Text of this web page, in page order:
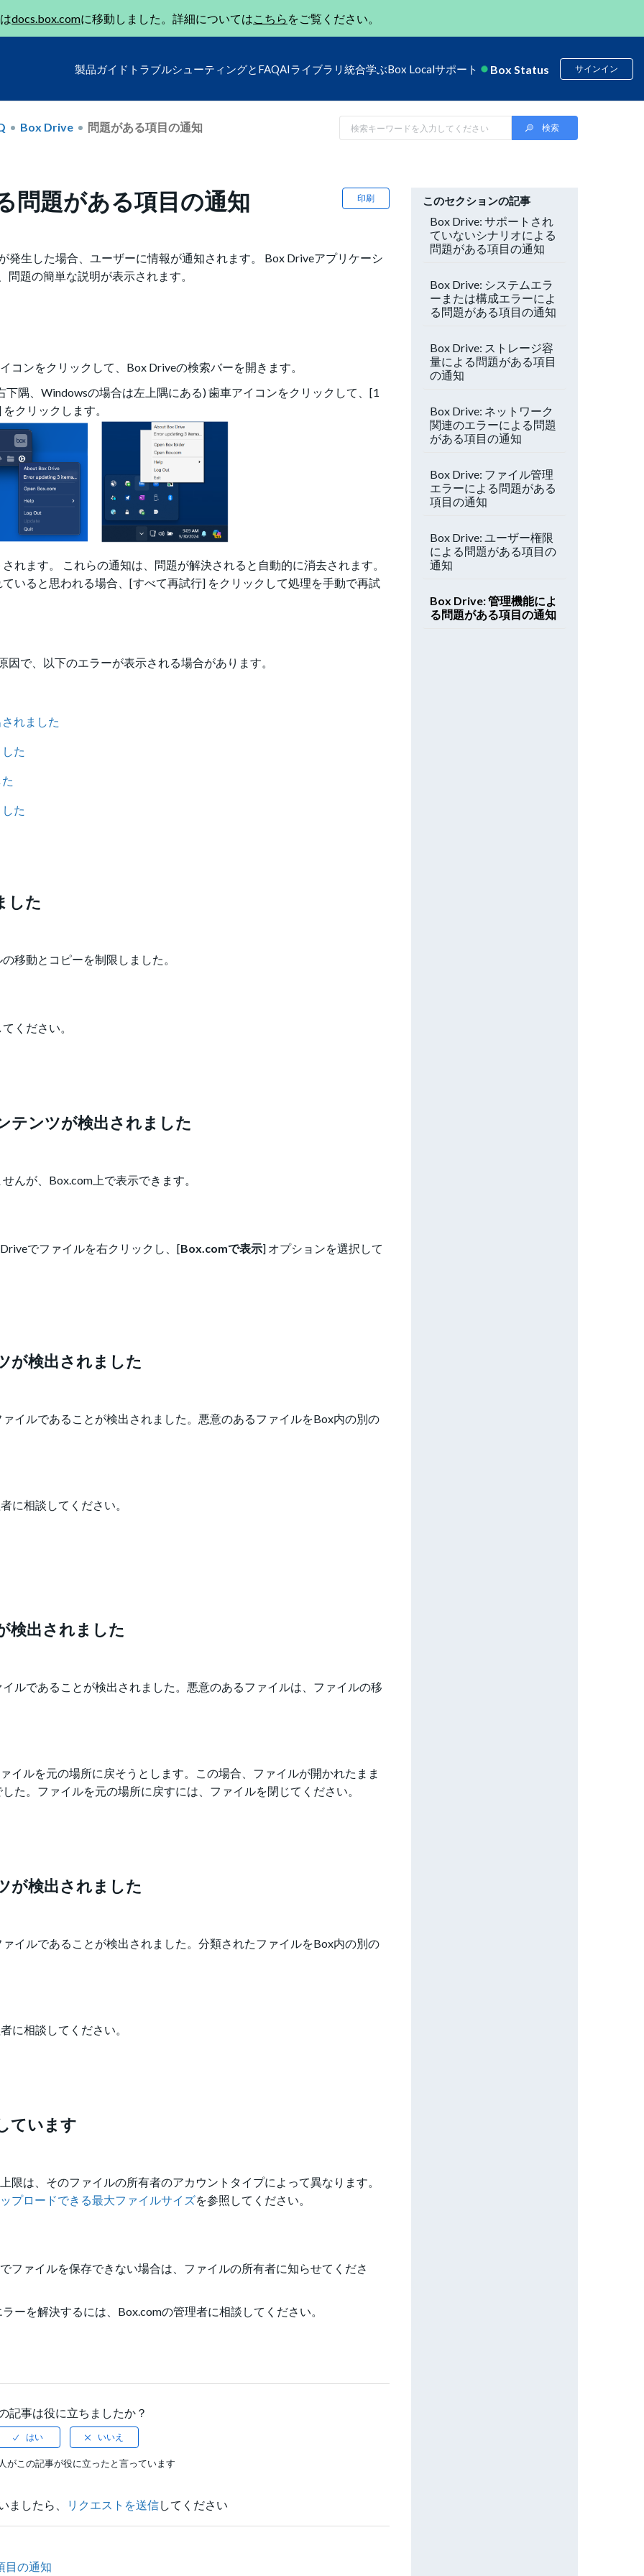
docs.box.comに移動しました。詳細についてはこちら をご覧ください。
製品ガイド トラブルシューティングとFAQAIライブラリ 統合学ぶBox Localサポート Box Status サインイン
Box Drive 問題がある項目の通知
印刷
問題がある項目の通知
生した場合、ユーザーに情報が通知されます。 Box Driveアプリケーシ
題の簡単な説明が表示されます。
コンをクリックして、Box Driveの検索バーを開きます。
隅、Windowsの場合は左上隅にある) 歯車アイコンをクリックして、[1
クリックします。
れます。 これらの通知は、問題が解決されると自動的に消去されます。
いると思われる場合、[すべて再試行] をクリックして処理を手動で再試
で、以下のエラーが表示される場合があります。
れました
た
た
した
移動とコピーを制限しました。
ください。
テンツが検出されました
んが、Box.com上で表示できます。
でファイルを右クリックし、[Box.comで表示] オプションを選択して
が検出されました
イルであることが検出されました。悪意のあるファイルをBox内の別の
に相談してください。
検出されました
ルであることが検出されました。悪意のあるファイルは、ファイルの移
イルを元の場所に戻そうとします。この場合、ファイルが開かれたまま
た。ファイルを元の場所に戻すには、ファイルを閉じてください。
が検出されました
イルであることが検出されました。分類されたファイルをBox内の別の
に相談してください。
ています
限は、そのファイルの所有者のアカウントタイプによって異なります。
プロードできる最大ファイルサイズを参照してください。
ファイルを保存できない場合は、ファイルの所有者に知らせてくださ
ーを解決するには、Box.comの管理者に相談してください。
記事は役に立ちましたか？
がこの記事が役に立ったと言っています
ましたら、 リクエストを送信してください
目の通知
このセクションの記事
Box Drive: サポートされ
ていないシナリオによる
問題がある項目の通知
Box Drive: システムエラ
ーまたは構成エラーによ
る問題がある項目の通知
Box Drive: ストレージ容
量による問題がある項目
の通知
Box Drive: ネットワーク
関連のエラーによる問題
がある項目の通知
Box Drive: ファイル管理
エラーによる問題がある
項目の通知
Box Drive: ユーザー権限
による問題がある項目の
通知
Box Drive: 管理機能によ
る問題がある項目の通知